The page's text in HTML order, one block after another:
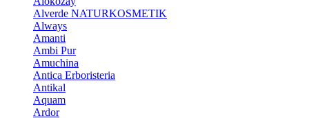
Alverde NATURKOSMETIK
Always
Amanti
Ambi Pur
Amuchina
Antica Erboristeria
Antikal
Aquam
Ardor